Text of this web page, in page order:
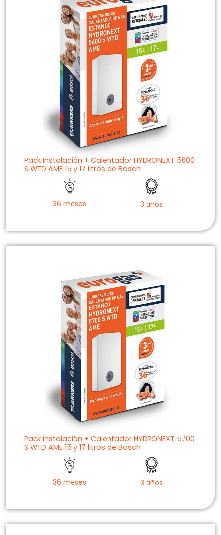
Pack Instalación + Calentador HYDRONEXT 5600
S WTD AME 15 y 17 litros de Bosch
36 meses 3 años
Pack Instalación + Calentador HYDRONEXT 5700
S WTD AME 15 y 17 litros de Bosch
36 meses 3 años